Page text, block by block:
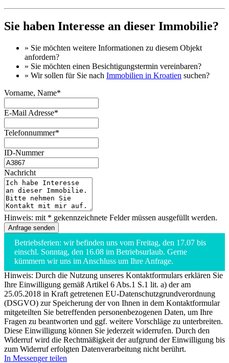
Sie haben Interesse an dieser Immobilie?
» Sie möchten weitere Informationen zu diesem Objekt
anfordern?
» Sie möchten einen Besichtigungstermin vereinbaren?
» Wir sollen für Sie nach Immobilien in Kroatien suchen?
Vorname, Name*
E-Mail Adresse*
Telefonnummer*
ID-Nummer
Nachricht
Hinweis: mit * gekennzeichnete Felder müssen ausgefüllt werden.
Betriebsferien: wir befinden uns vom Freitag, den 17.07 bis
einschl. Sonntag, den 16.08 im Betriebsurlaub. Gerne
kümmern wir uns im Anschluss um Ihre Anfrage.
Hinweis: Durch die Nutzung unseres Kontaktformulars erklären Sie
Ihre Einwilligung gemäß Artikel 6 Abs.1 S.1 lit. a) der am
25.05.2018 in Kraft getretenen EU-Datenschutzgrundverordnung
(DSGVO) zur Speicherung der von Ihnen in dem Kontaktformular
mitgeteilten Sie betreffenden personenbezogenen Daten, um Ihre
Fragen zu beantworten und ggf. weitere Vorschläge zu unterbreiten.
Diese Einwilligung können Sie jederzeit widerrufen. Durch den
Widerruf wird die Rechtmäßigkeit der aufgrund der Einwilligung bis
zum Widerruf erfolgten Datenverarbeitung nicht berührt.
In Messenger teilen